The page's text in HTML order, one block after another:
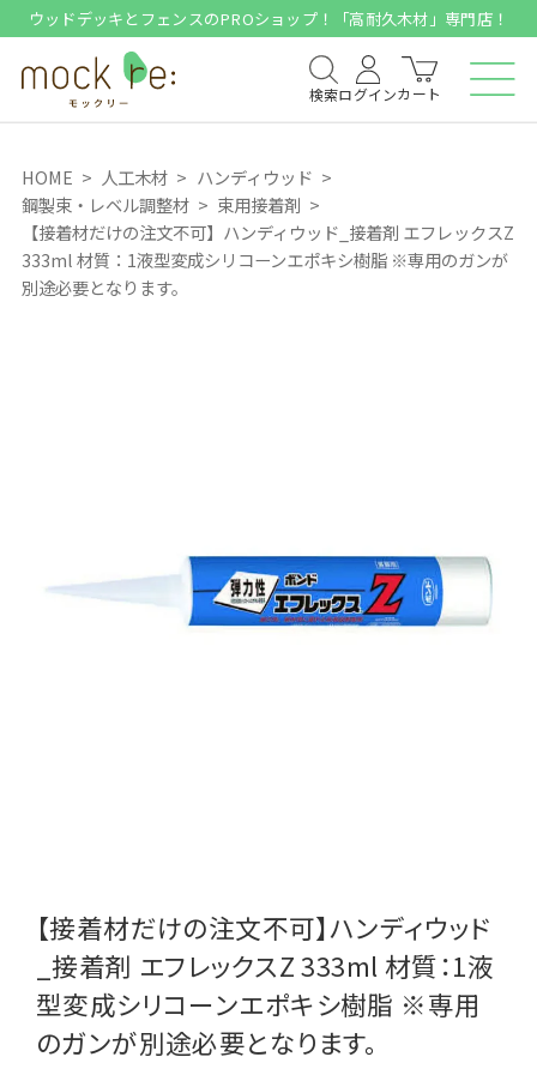
ウッドデッキとフェンスのPROショップ！「高耐久木材」専門店！
検索ログインカート
HOME 人工木材
ハンディウッド
鋼製束・レベル調整材
束用接着剤
【接着材だけの注文不可】ハンディウッド_接着剤 エフレックスZ
333ml 材質：1液型変成シリコーンエポキシ樹脂 ※専用のガンが
別途必要となります。
【接着材だけの注文不可】ハンディウッド
_接着剤 エフレックスZ 333ml 材質：1液
型変成シリコーンエポキシ樹脂 ※専用
のガンが別途必要となります。